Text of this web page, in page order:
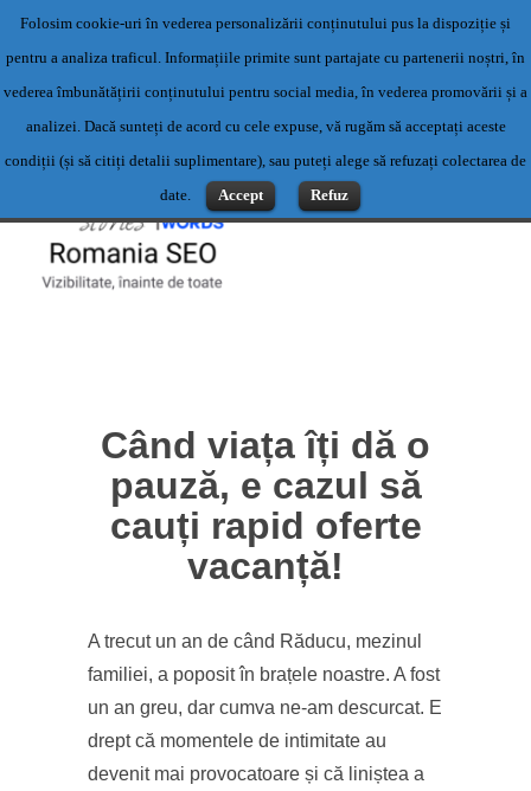
Servicii profesionale de content writing- Servicii content writing-
Scriere articole
Contact: 0769500983 sau office@romaniaseo.com
Când viața îți dă o
pauză, e cazul să
cauți rapid oferte
vacanță!
A trecut un an de când Răducu, mezinul
familiei, a poposit în brațele noastre. A fost
un an greu, dar cumva ne-am descurcat. E
drept că momentele de intimitate au
devenit mai provocatoare și că liniștea a
Folosim cookie-uri în vederea personalizării conținutului pus la dispoziție și
pentru a analiza traficul. Informațiile primite sunt partajate cu partenerii noștri, în
vederea îmbunătățirii conținutului pentru social media, în vederea promovării și a
analizei. Dacă sunteți de acord cu cele expuse, vă rugăm să acceptați aceste
condiții (și să citiți detalii suplimentare), sau puteți alege să refuzați colectarea de
date.
Accept Refuz